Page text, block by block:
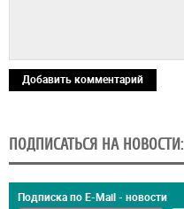
Добавить комментарий
ПОДПИСАТЬСЯ НА НОВОСТИ:
Подписка по E-Mail - новости